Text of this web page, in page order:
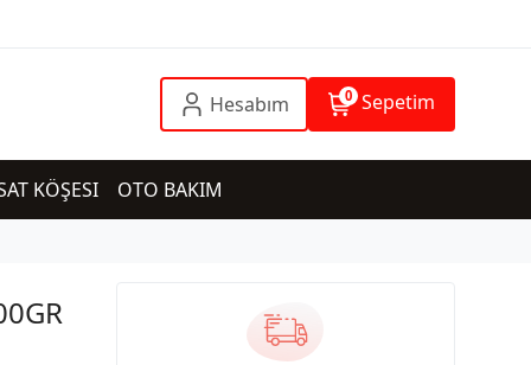
Hesabım 0 Sepetim
KÖŞESI OTO BAKIM